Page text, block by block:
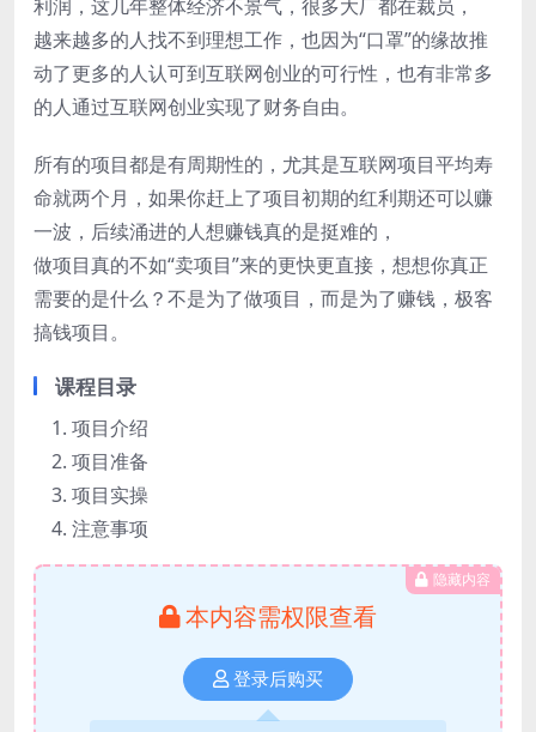
利润，这几年整体经济不景气，很多大厂都在裁员，
越来越多的人找不到理想工作，也因为“口罩”的缘故推
动了更多的人认可到互联网创业的可行性，也有非常多
的人通过互联网创业实现了财务自由。
所有的项目都是有周期性的，尤其是互联网项目平均寿
命就两个月，如果你赶上了项目初期的红利期还可以赚
一波，后续涌进的人想赚钱真的是挺难的，
做项目真的不如“卖项目”来的更快更直接，想想你真正
需要的是什么？不是为了做项目，而是为了赚钱，极客
搞钱项目。
课程目录
项目介绍
项目准备
项目实操
注意事项
隐藏内容
本内容需权限查看
登录后购买